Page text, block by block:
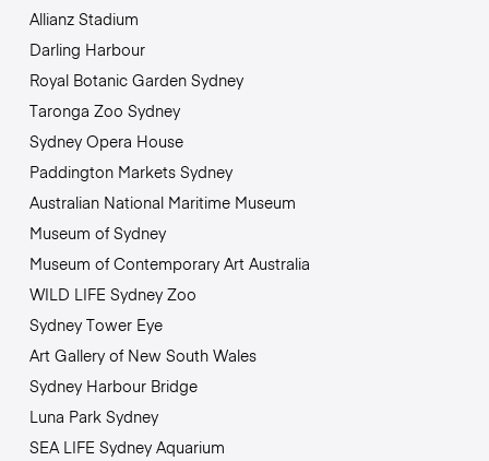
Allianz Stadium
Darling Harbour
Royal Botanic Garden Sydney
Taronga Zoo Sydney
Sydney Opera House
Paddington Markets Sydney
Australian National Maritime Museum
Museum of Sydney
Museum of Contemporary Art Australia
WILD LIFE Sydney Zoo
Sydney Tower Eye
Art Gallery of New South Wales
Sydney Harbour Bridge
Luna Park Sydney
SEA LIFE Sydney Aquarium